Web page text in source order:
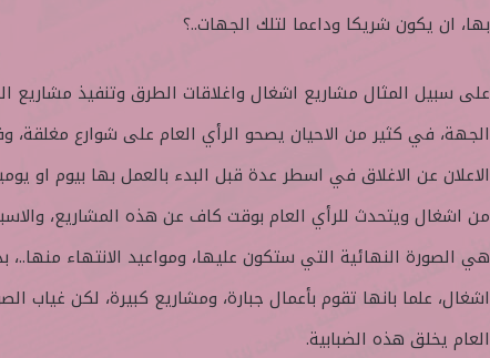
بها، ان يكون شريكا وداعما لتلك الجهات..؟
على سبيل المثال مشاريع اشغال واغلاقات الطرق وتنفيذ مشاريع
الجهة، في كثير من الاحيان يصحو الرأي العام على شوارع مغلقة،
الاعلان عن الاغلاق في اسطر عدة قبل البدء بالعمل بها بيوم او
من اشغال ويتحدث للرأي العام بوقت كاف عن هذه المشاريع،
هي الصورة النهائية التي ستكون عليها، ومواعيد الانتهاء منها..،
اشغال، علما بانها تقوم بأعمال جبارة، ومشاريع كبيرة، لكن غياب
العام يخلق هذه الضبابية.